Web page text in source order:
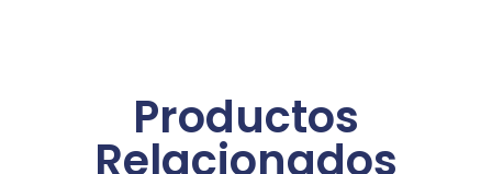
Productos
Relacionados